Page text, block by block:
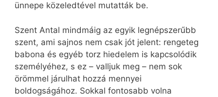
ünnepe közeledtével mutatták be.
Szent Antal mindmáig az egyik legnépszerűbb
szent, ami sajnos nem csak jót jelent: rengeteg
babona és egyéb torz hiedelem is kapcsolódik
személyéhez, s ez – valljuk meg – nem sok
örömmel járulhat hozzá mennyei
boldogságához. Sokkal fontosabb volna